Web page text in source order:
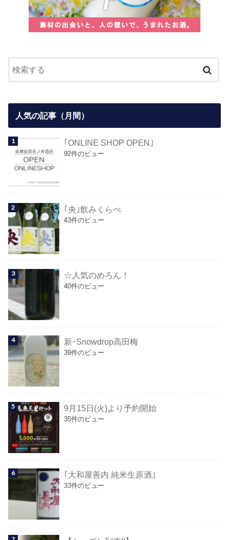
人気の記事（月間）
｢ONLINE SHOP OPEN｣
92件のビュー
｢央｣飲みくらべ
43件のビュー
☆人気のめろん！
40件のビュー
新･Snowdrop高田梅
39件のビュー
9月15日(火)より予約開始
35件のビュー
｢大和屋善内 純米生原酒｣
33件のビュー